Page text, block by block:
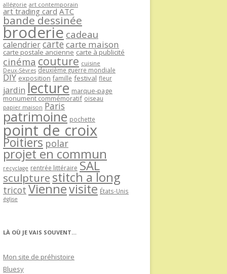
allégorie art contemporain
art trading card ATC
bande dessinée
broderie cadeau
calendriercartecarte maison
carte postale ancienne carte à publicité
cinéma couture cuisine
Deux-Sèvres deuxième guerre mondiale
DIY exposition famille festival fleur
jardin lecture marque-page
monument commémoratif oiseau
papier maison Paris
patrimoine pochette
point de croix
Poitiers polar
projet en commun
recyclage rentrée littéraire SAL
sculpture stitch a long
tricot Viennevisite États-Unis
église
LÀ OÙ JE VAIS SOUVENT…
Mon site de préhistoire
Bluesy